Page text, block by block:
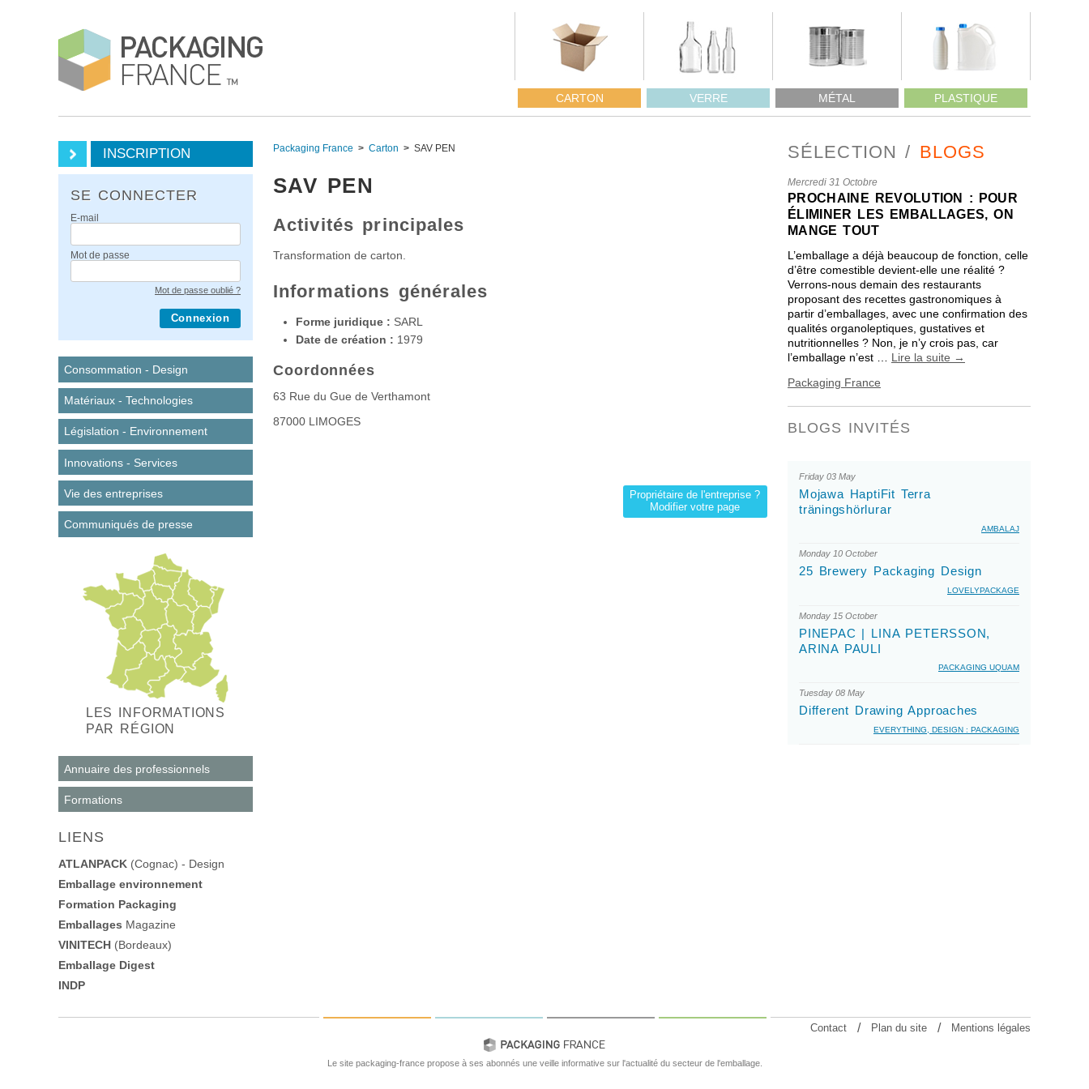
CARTON VERRE MÉTAL PLASTIQUE
INSCRIPTION
SE CONNECTER
E-mail
Mot de passe
Mot de passe oublié ?
Connexion
Consommation - Design
Matériaux - Technologies
Législation - Environnement
Innovations - Services
Vie des entreprises
Communiqués de presse
LES INFORMATIONS
PAR RÉGION
Annuaire des professionnels
Formations
LIENS
ATLANPACK (Cognac) - Design
Emballage environnement
Formation Packaging
Emballages Magazine
VINITECH (Bordeaux)
Emballage Digest
INDP
SAV PEN
Packaging France Carton SAV PEN
Activités principales
Transformation de carton.
Informations générales
Forme juridique : SARL
Date de création : 1979
Coordonnées
63 Rue du Gue de Verthamont
87000 LIMOGES
Propriétaire de l'entreprise ?
Modifier votre page
SÉLECTION BLOGS
PROCHAINE REVOLUTION : POUR
ÉLIMINER LES EMBALLAGES, ON
MANGE TOUT
Mercredi 31 Octobre
L’emballage a déjà beaucoup de fonction, celle
d’être comestible devient-elle une réalité ?
Verrons-nous demain des restaurants
proposant des recettes gastronomiques à
partir d’emballages, avec une confirmation des
qualités organoleptiques, gustatives et
nutritionnelles ? Non, je n’y crois pas, car
l’emballage n’est … Lire la suite →
Packaging France
BLOGS INVITÉS
Mojawa HaptiFit Terra
träningshörlurar
Friday 03 May
AMBALAJ
25 Brewery Packaging Design
Monday 10 October
LOVELYPACKAGE
PINEPAC | LINA PETERSSON,
ARINA PAULI
Monday 15 October
PACKAGING UQUAM
Different Drawing Approaches
Tuesday 08 May
EVERYTHING, DESIGN : PACKAGING
Le site packaging-france propose à ses abonnés une veille informative sur l'actualité du secteur de l'emballage.
Contact Plan du site Mentions légales